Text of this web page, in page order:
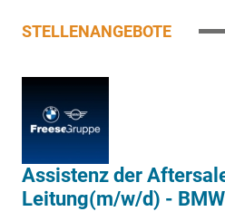
STELLENANGEBOTE
Assistenz der
Leitung(m/w/d) -